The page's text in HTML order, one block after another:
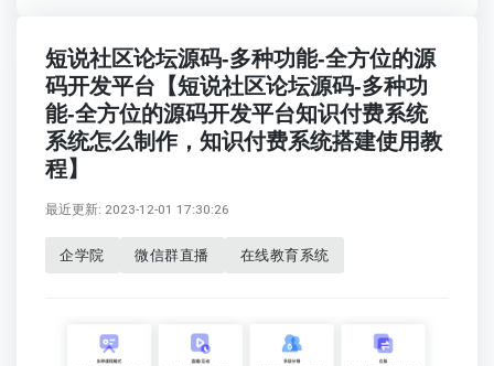
短说社区论坛源码-多种功能-全方位的源
码开发平台【短说社区论坛源码-多种功
能-全方位的源码开发平台知识付费系统
系统怎么制作，知识付费系统搭建使用教
程】
最近更新: 2023-12-01 17:30:26
企学院 微信群直播 在线教育系统